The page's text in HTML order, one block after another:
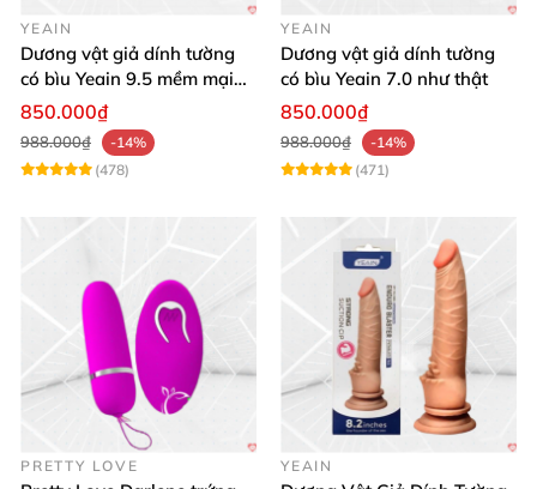
YEAIN
Dương vật giả dính tường
có bìu Yeain 9.5 mềm mại
thật
850.000₫
988.000₫
-14%
(478)
YEAIN
Dương vật giả dính tường
có bìu Yeain 7.0 như thật
850.000₫
988.000₫
-14%
(471)
PRETTY LOVE YEAIN